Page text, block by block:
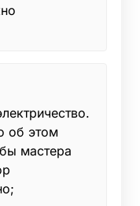
об этом
мастера